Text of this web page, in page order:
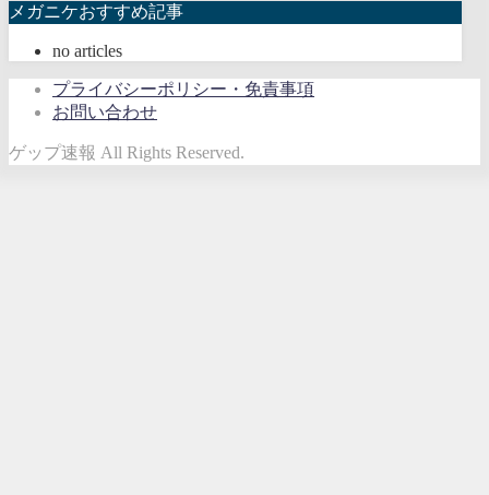
メガニケおすすめ記事
no articles
プライバシーポリシー・免責事項
お問い合わせ
ゲップ速報 All Rights Reserved.